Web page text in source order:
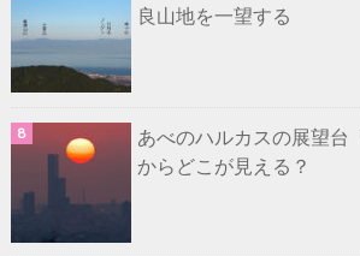
良山地を一望する
あべのハルカスの展望台
からどこが見える？